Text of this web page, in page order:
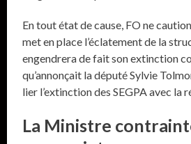
En tout état de cause, FO ne
met en place l’éclatement de la
engendrera de fait son extinction
qu’annonçait la député Sylvie
lier l’extinction des SEGPA avec la
La Ministre